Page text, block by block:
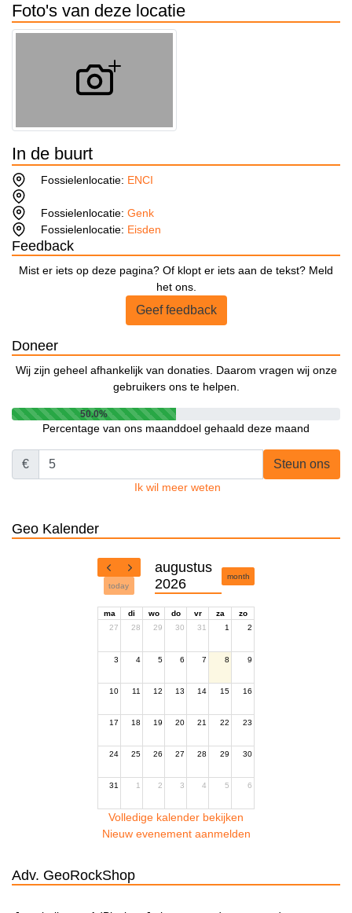
Foto's van deze locatie
In de buurt
Fossielenlocatie: ENCI
Fossielenlocatie:Genk
Fossielenlocatie: Eisden
Feedback
Mist er iets op deze pagina? Of klopt er iets aan de tekst? Meld
het ons.
Geef feedback
Doneer
Wij zijn geheel afhankelijk van donaties. Daarom vragen wij onze
gebruikers ons te helpen.
50.0%
Percentage van ons maanddoel gehaald deze maand
€ Steun ons
Ik wil meer weten
Geo Kalender
today
augustus
2026
month
ma di wo do vr za
zo
27
28 29 30 31 1 2
3 4 5 6 7 8 9
10 11 12 13 14 15 16
17 18 19 20 21 22 23
24 25 26 27 28 29 30
31 1 2 3 4 5 6
Volledige kalender bekijken
Nieuw evenement aanmelden
Adv. GeoRockShop